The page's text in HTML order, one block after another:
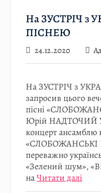
На ЗУСТРІЧ з
ПІСНЕЮ
24.12.2020
На ЗУСТРІЧ з
запросив цього
пісні
Юрій НАДТОЧИЙ У
концерт ансамблю
«СЛОБОЖАНСЬКІ
переважно
«Зелений шум»,
наЧитати далі